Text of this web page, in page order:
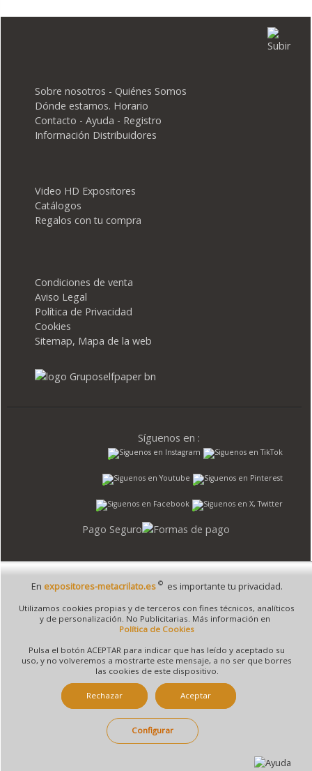
Sobre nosotros - Quiénes Somos
Dónde estamos. Horario
Contacto - Ayuda - Registro
Información Distribuidores
Video HD Expositores
Catálogos
Regalos con tu compra
Condiciones de venta
Aviso Legal
Política de Privacidad
Cookies
Sitemap, Mapa de la web
Síguenos en :
Pago Seguro
© 1995 - 2026 Grupo Selfpaper. Todos los derechos reservados
©expositores-metacrilato.es, y las webs de ©gruposelfpaper.org están gestionadas, y
son propiedad de :
Mercantil de Valencia ( España ) CEE:
Tomo 7263, Libro 4565, Folio 1, Sección 8, Hoja V-85203.
Móvil / Tablet - Bot mozilla/5.0 (linux; android 14; pixel 8)
applewebkit/537.36 (khtml, like gecko) chrome/131.0.0.0 mobile
safari/537.36; claudebot/1.0; +claudebot@anthropic.com) - Google
En expositores-metacrilato.es©es importante tu privacidad.
Utilizamos cookies propias y de terceros con fines técnicos, analíticos
y de personalización. No Publicitarias. Más información en
Política de Cookies
Pulsa el botón ACEPTAR para indicar que has leído y aceptado su
uso, y no volveremos a mostrarte este mensaje, a no ser que borres
las cookies de este dispositivo.
Rechazar Aceptar
Configurar